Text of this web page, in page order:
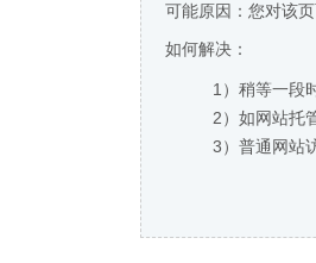
可能原因：您对该
如何解决：
1）稍等一段
2）如网站托
3）普通网站